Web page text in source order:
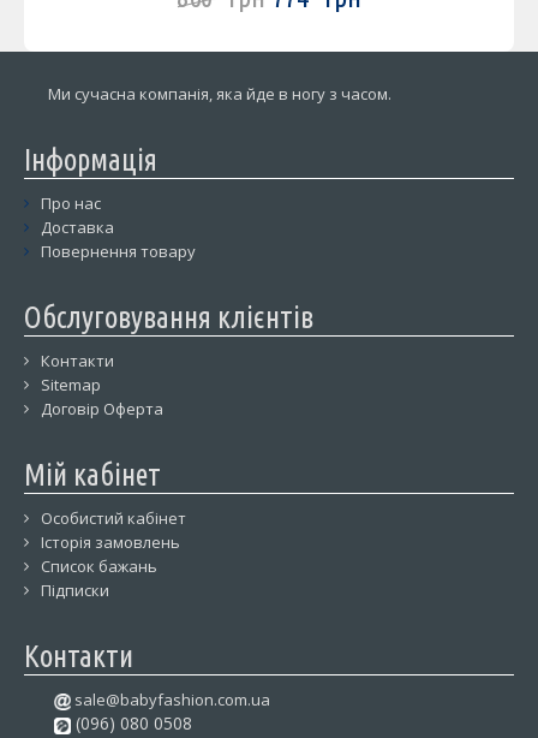
Ми сучасна компанія, яка йде в ногу з часом.
Інформація
Про нас
Доставка
Повернення товару
Обслуговування клієнтів
Контакти
Sitemap
Договір Оферта
Мій кабінет
Особистий кабінет
Історія замовлень
Список бажань
Підписки
Контакти
sale@babyfashion.com.ua
(096) 080 0508